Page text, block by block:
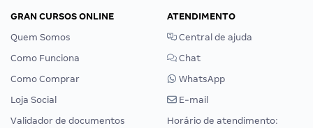
GRAN CURSOS ONLINE
Quem Somos
Como Funciona
Como Comprar
Loja Social
Validador de documentos
ATENDIMENTO
Central de ajuda
Chat
WhatsApp
E-mail
Horário de atendimento: